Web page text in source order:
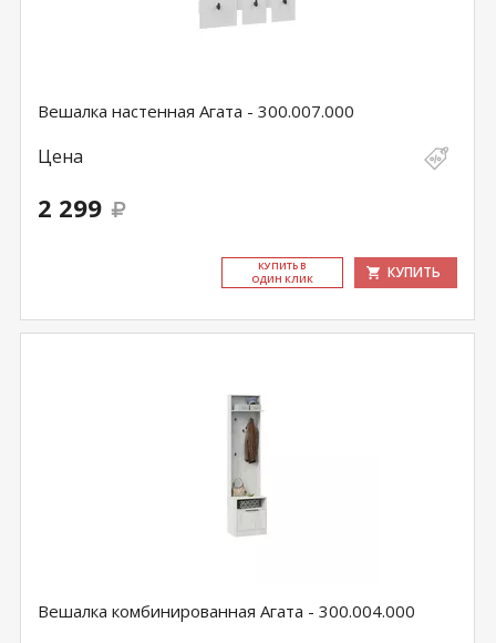
Вешалка настенная Агата - 300.007.000
Цена
2 299
КУ­ПИТЬ В
ОДИН КЛИК
КУПИТЬ
Вешалка комбинированная Агата - 300.004.000